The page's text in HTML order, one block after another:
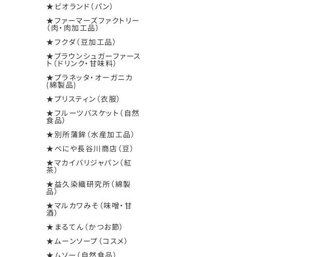
★ビオランド（パン）
★ファーマーズファクトリー
（肉・肉加工品）
★フクダ（豆加工品）
★ブラウンシュガーファース
ト（ドリンク・甘味料）
★プラネッタ・オーガニカ
(綿製品)
★プリスティン（衣服）
★フルーツバスケット（自然
食品）
★別所蒲鉾（水産加工品）
★べにや長谷川商店（豆）
★マカイバリジャパン（紅
茶）
★益久染織研究所（綿製
品）
★マルカワみそ（味噌・甘
酒）
★まるてん（かつお節）
★ムーンソープ（コスメ）
★ムソー（自然食品）